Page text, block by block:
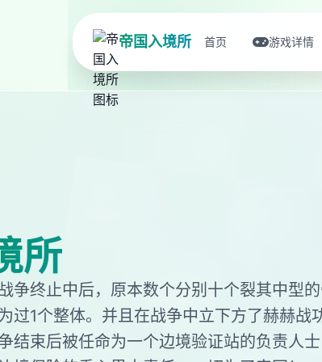
帝国入境所 首页 游戏详情
所
争终止中后，原本数个分别十个裂其中型
过1个整体。并且在战争中立下方了赫赫战
结束后被任命为一个边境验证站的负责人士